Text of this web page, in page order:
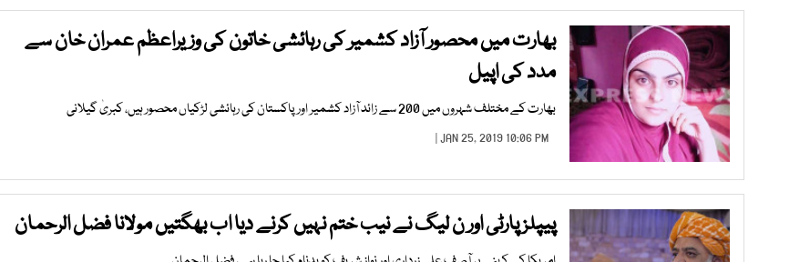
بھارت میں محصور آزاد کشمیر کی رہائشی خاتون کی وزیراعظم عمران خان سے
مدد کی اپیل
بھارت کے مختلف شہروں میں 200 سے زائد آزاد کشمیر اور پاکستان کی رہائشی لڑکیاں محصور ہیں، کبریٰ گیلانی
JAN 25, 2019 10:06 PM |
پیپلز پارٹی اور ن لیگ نے نیب ختم نہیں کرنے دیا اب بھگتیں مولانا فضل الرحمان